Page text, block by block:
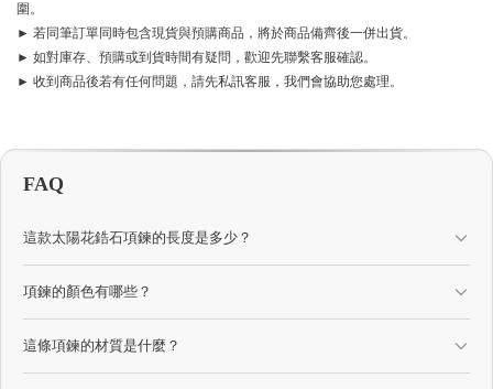
圍。
► 若同筆訂單同時包含現貨與預購商品，將於商品備齊後一併出貨。
► 如對庫存、預購或到貨時間有疑問，歡迎先聯繫客服確認。
► 收到商品後若有任何問題，請先私訊客服，我們會協助您處理。
FAQ
這款太陽花鋯石項鍊的長度是多少？
項鍊的顏色有哪些？
這條項鍊的材質是什麼？